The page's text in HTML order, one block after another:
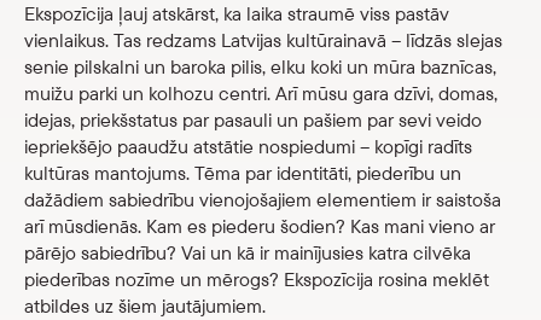
Ekspozīcija ļauj atskārst, ka laika straumē viss pastāv
vienlaikus. Tas redzams Latvijas kultūrainavā – līdzās slejas
senie pilskalni un baroka pilis, elku koki un mūra baznīcas,
muižu parki un kolhozu centri. Arī mūsu gara dzīvi, domas,
idejas, priekšstatus par pasauli un pašiem par sevi veido
iepriekšējo paaudžu atstātie nospiedumi – kopīgi radīts
kultūras mantojums. Tēma par identitāti, piederību un
dažādiem sabiedrību vienojošajiem elementiem ir saistoša
arī mūsdienās. Kam es piederu šodien? Kas mani vieno ar
pārējo sabiedrību? Vai un kā ir mainījusies katra cilvēka
piederības nozīme un mērogs? Ekspozīcija rosina meklēt
atbildes uz šiem jautājumiem.